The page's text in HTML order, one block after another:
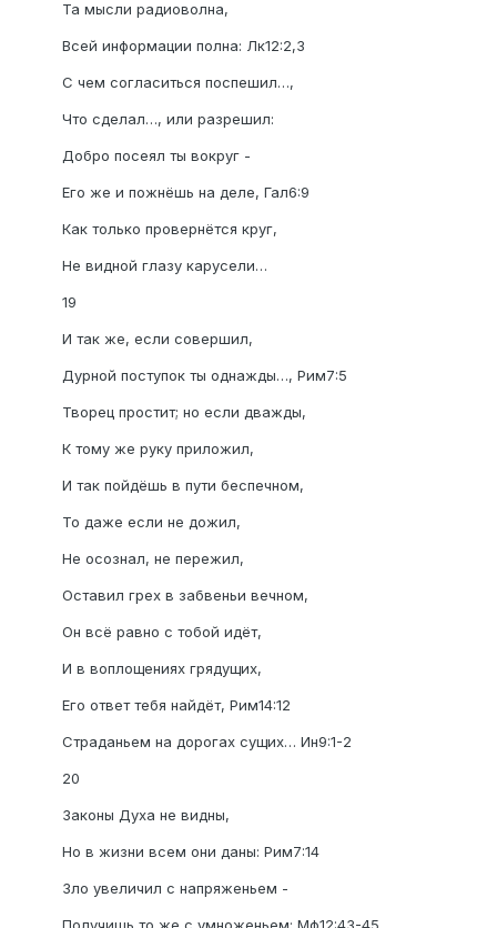
Та мысли радиоволна,
Всей информации полна: Лк12:2,3
С чем согласиться поспешил…,
Что сделал…, или разрешил:
Добро посеял ты вокруг -
Его же и пожнёшь на деле, Гал6:9
Как только провернётся круг,
Не видной глазу карусели…
19
И так же, если совершил,
Дурной поступок ты однажды…, Рим7:5
Творец простит; но если дважды,
К тому же руку приложил,
И так пойдёшь в пути беспечном,
То даже если не дожил,
Не осознал, не пережил,
Оставил грех в забвеньи вечном,
Он всё равно с тобой идёт,
И в воплощениях грядущих,
Его ответ тебя найдёт, Рим14:12
Страданьем на дорогах сущих… Ин9:1-2
20
Законы Духа не видны,
Но в жизни всем они даны: Рим7:14
Зло увеличил с напряженьем -